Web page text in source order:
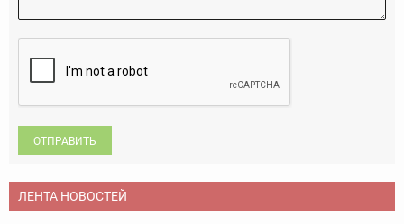
ОТПРАВИТЬ
ЛЕНТА НОВОСТЕЙ